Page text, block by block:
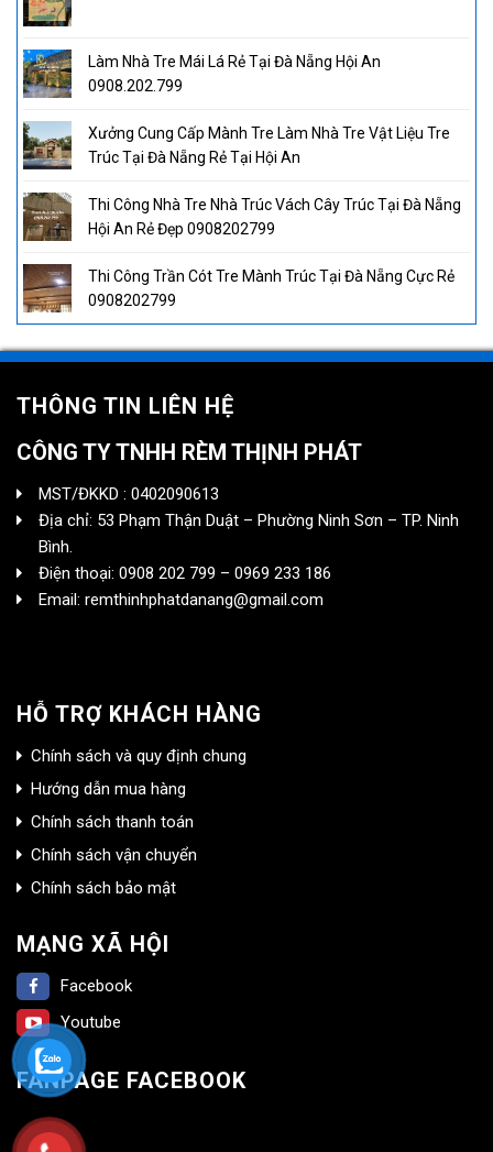
Làm Nhà Tre Mái Lá Rẻ Tại Đà Nẵng Hội An
0908.202.799
Xưởng Cung Cấp Mành Tre Làm Nhà Tre Vật Liệu Tre
Trúc Tại Đà Nẵng Rẻ Tại Hội An
Thi Công Nhà Tre Nhà Trúc Vách Cây Trúc Tại Đà Nẵng
Hội An Rẻ Đẹp 0908202799
Thi Công Trần Cót Tre Mành Trúc Tại Đà Nẵng Cực Rẻ
0908202799
THÔNG TIN LIÊN HỆ
CÔNG TY TNHH RÈM THỊNH PHÁT
MST/ĐKKD : 0402090613
Địa chỉ: 53 Phạm Thận Duật – Phường Ninh Sơn – TP. Ninh
Bình.
Điện thoại: 0908 202 799 – 0969 233 186
Email: remthinhphatdanang@gmail.com
HỖ TRỢ KHÁCH HÀNG
Chính sách và quy định chung
Hướng dẫn mua hàng
Chính sách thanh toán
Chính sách vận chuyển
Chính sách bảo mật
MẠNG XÃ HỘI
Facebook
Youtube
FANPAGE FACEBOOK